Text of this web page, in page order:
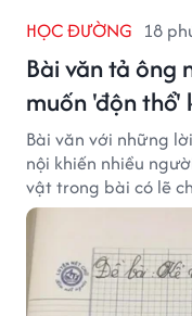
HỌC ĐƯỜNG 18
Bài văn tả ông
muốn 'độn thổ'
Bài văn với những
nội khiến nhiều
vật trong bài có lẽ